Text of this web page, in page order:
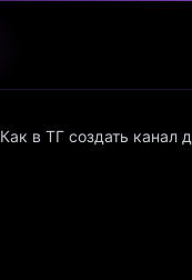
Как в ТГ создать канал